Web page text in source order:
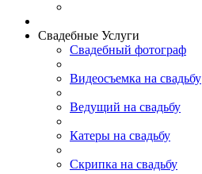
Свадебные Услуги
Свадебный фотограф
Видеосъемка на свадьбу
Ведущий на свадьбу
Катеры на свадьбу
Скрипка на свадьбу